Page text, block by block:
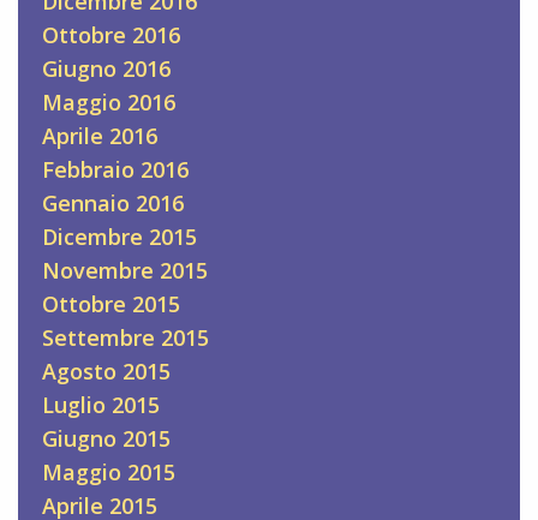
Ottobre 2016
Giugno 2016
Maggio 2016
Aprile 2016
Febbraio 2016
Gennaio 2016
Dicembre 2015
Novembre 2015
Ottobre 2015
Settembre 2015
Agosto 2015
Luglio 2015
Giugno 2015
Maggio 2015
Aprile 2015